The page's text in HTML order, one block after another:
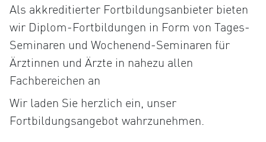
Als akkreditierter Fortbildungsanbieter bieten
wir Diplom-Fortbildungen in Form von Tages-
Seminaren und Wochenend-Seminaren für
Ärztinnen und Ärzte in nahezu allen
Fachbereichen an
Wir laden Sie herzlich ein, unser
Fortbildungsangebot wahrzunehmen.